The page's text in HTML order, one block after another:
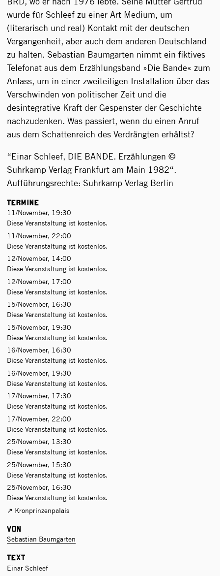
wurde für Schleef zu einer Art Medium, um
(literarisch und real) Kontakt mit der deutschen
Vergangenheit, aber auch dem anderen Deutschland
zu halten. Sebastian Baumgarten nimmt ein fiktives
Telefonat aus dem Erzählungsband »Die Bande« zum
Anlass, um in einer zweiteiligen Installation über das
Verschwinden von politischer Zeit und die
desintegrative Kraft der Gespenster der Geschichte
nachzudenken. Was passiert, wenn du einen Anruf
aus dem Schattenreich des Verdrängten erhältst?
“Einar Schleef, DIE BANDE. Erzählungen ©
Suhrkamp Verlag Frankfurt am Main 1982“.
Aufführungsrechte: Suhrkamp Verlag Berlin
Termine
11/November, 19:30
Diese Veranstaltung ist kostenlos.
11/November, 22:00
Diese Veranstaltung ist kostenlos.
12/November, 14:00
Diese Veranstaltung ist kostenlos.
12/November, 17:00
Diese Veranstaltung ist kostenlos.
15/November, 16:30
Diese Veranstaltung ist kostenlos.
15/November, 19:30
Diese Veranstaltung ist kostenlos.
16/November, 16:30
Diese Veranstaltung ist kostenlos.
16/November, 19:30
Diese Veranstaltung ist kostenlos.
17/November, 17:30
Diese Veranstaltung ist kostenlos.
17/November, 22:00
Diese Veranstaltung ist kostenlos.
25/November, 13:30
Diese Veranstaltung ist kostenlos.
25/November, 15:30
Diese Veranstaltung ist kostenlos.
25/November, 16:30
Diese Veranstaltung ist kostenlos.
Kronprinzenpalais
Von
Sebastian Baumgarten
Text
Einar Schleef